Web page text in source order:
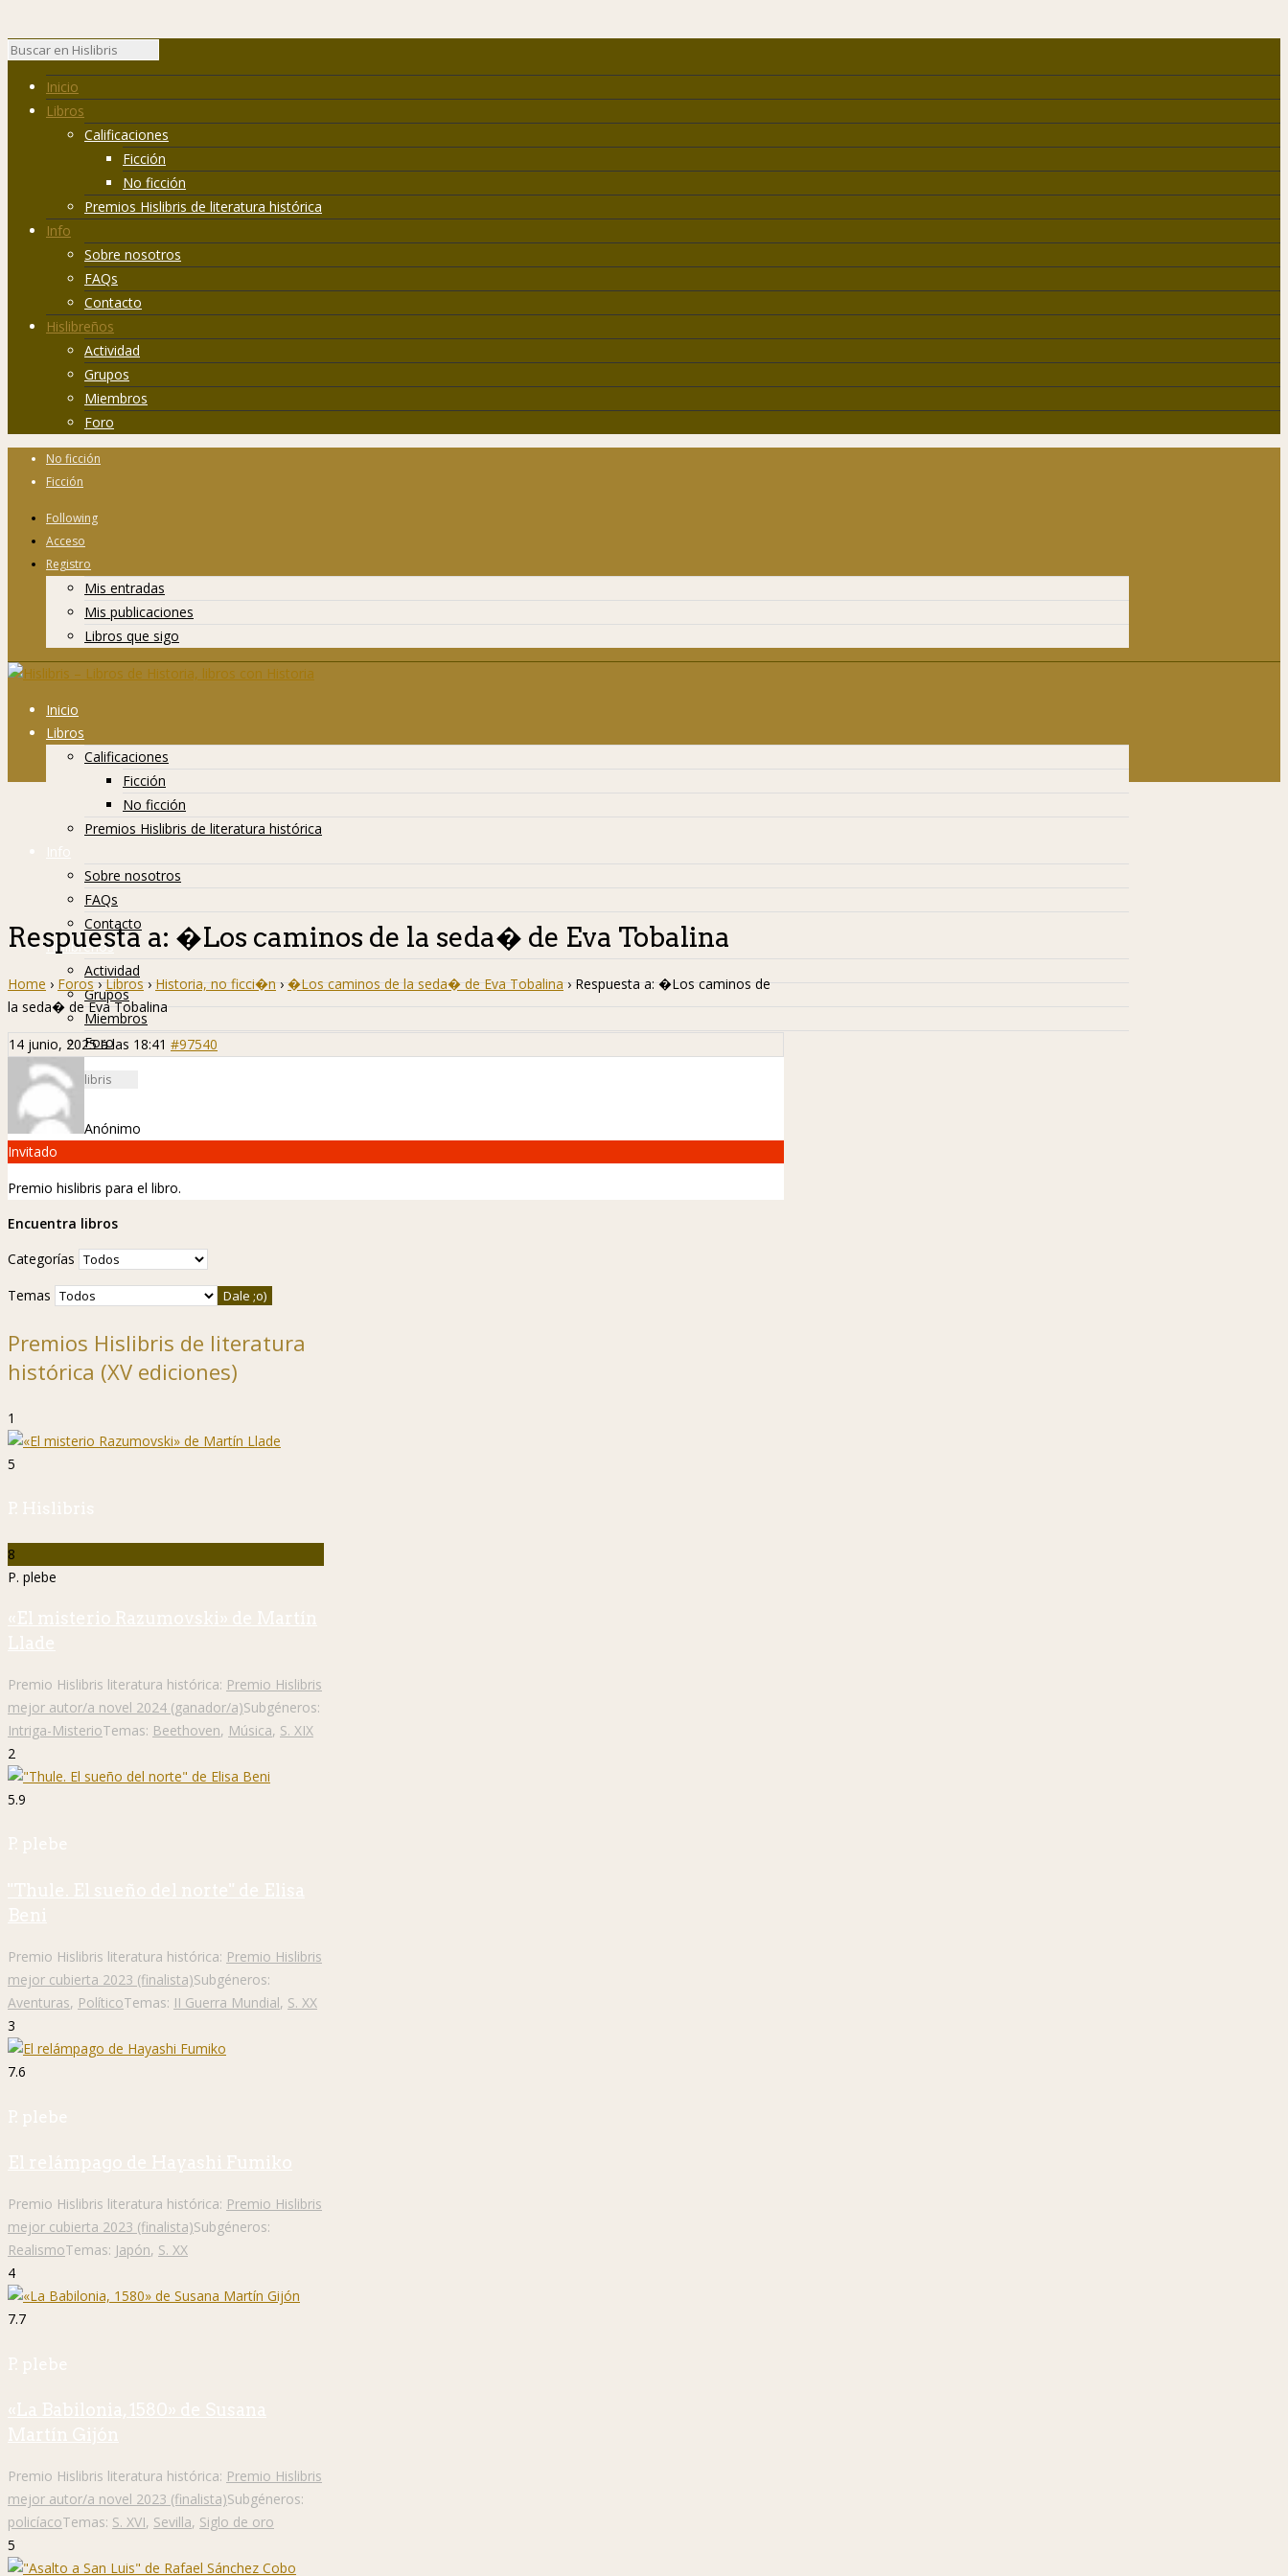
Inicio
Libros
Calificaciones
Ficción
No ficción
Premios Hislibris de literatura histórica
Info
Sobre nosotros
FAQs
Contacto
Hislibreños
Actividad
Grupos
Miembros
Foro
No ficción
Ficción
Following
Acceso
Registro
Mis entradas
Mis publicaciones
Libros que sigo
Inicio
Libros
Calificaciones
Ficción
No ficción
Premios Hislibris de literatura histórica
Info
Sobre nosotros
FAQs
Contacto
Hislibreños
Actividad
Grupos
Miembros
Foro
Respuesta a: �Los caminos de la seda� de Eva Tobalina
Home › Foros › Libros › Historia, no ficci�n › �Los caminos de la seda� de Eva Tobalina › Respuesta a: �Los caminos de
la seda� de Eva Tobalina
14 junio, 2025 a las 18:41 #97540
Anónimo
Invitado
Premio hislibris para el libro.
Encuentra libros
Categorías
Temas
Premios Hislibris de literatura
histórica (XV ediciones)
1
5
P. Hislibris
8
P. plebe
«El misterio Razumovski» de Martín
Llade
Premio Hislibris literatura histórica: Premio Hislibris
mejor autor/a novel 2024 (ganador/a)Subgéneros:
Intriga-MisterioTemas: Beethoven, Música, S. XIX
2
5.9
P. plebe
"Thule. El sueño del norte" de Elisa
Beni
Premio Hislibris literatura histórica: Premio Hislibris
mejor cubierta 2023 (finalista)Subgéneros:
Aventuras, PolíticoTemas: II Guerra Mundial, S. XX
3
7.6
P. plebe
El relámpago de Hayashi Fumiko
Premio Hislibris literatura histórica: Premio Hislibris
mejor cubierta 2023 (finalista)Subgéneros:
RealismoTemas: Japón, S. XX
4
7.7
P. plebe
«La Babilonia, 1580» de Susana
Martín Gijón
Premio Hislibris literatura histórica: Premio Hislibris
mejor autor/a novel 2023 (finalista)Subgéneros:
policíacoTemas: S. XVI, Sevilla, Siglo de oro
5